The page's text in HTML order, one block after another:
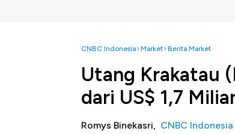
CNBC Indonesia Market Berita Market
Utang Krakatau
dari US$ 1,7
Romys Binekasri, CNBC Indonesia